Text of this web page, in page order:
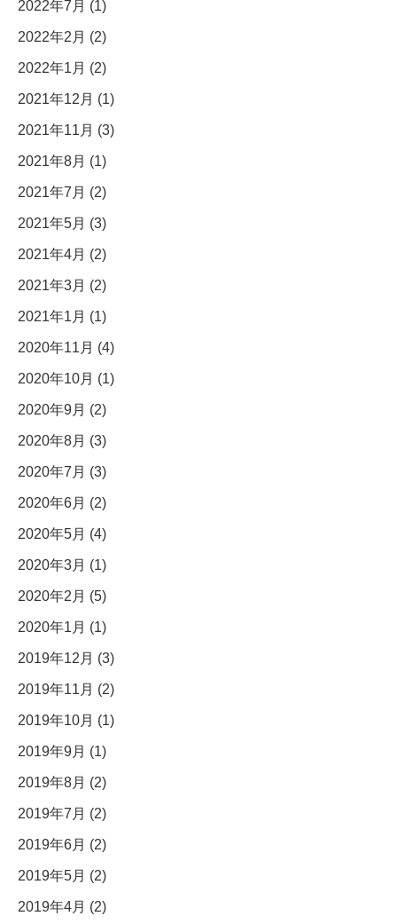
2022年7月 (1)
2022年2月 (2)
2022年1月 (2)
2021年12月 (1)
2021年11月 (3)
2021年8月 (1)
2021年7月 (2)
2021年5月 (3)
2021年4月 (2)
2021年3月 (2)
2021年1月 (1)
2020年11月 (4)
2020年10月 (1)
2020年9月 (2)
2020年8月 (3)
2020年7月 (3)
2020年6月 (2)
2020年5月 (4)
2020年3月 (1)
2020年2月 (5)
2020年1月 (1)
2019年12月 (3)
2019年11月 (2)
2019年10月 (1)
2019年9月 (1)
2019年8月 (2)
2019年7月 (2)
2019年6月 (2)
2019年5月 (2)
2019年4月 (2)